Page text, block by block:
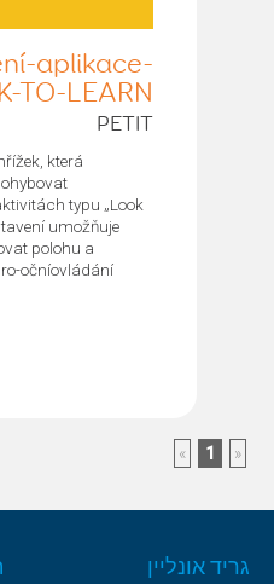
aplikace-
TO-LEARN
PETIT
která
typu „Look
umožňuje
polohu a
očníovládání
«
1
»
גריד אונליין